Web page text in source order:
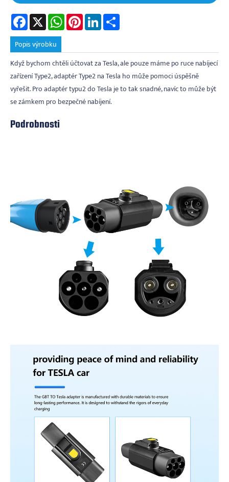
Facebook
X WhatsAppPinterestLinkedIn
Popis výrobku
Když bychom chtěli účtovat za Tesla, ale pouze máme po ruce nabíjecí
zařízení Type2, adaptér Type2 na Tesla ho může pomoci úspěšně
vyřešit. Pro adaptér typu2 do Tesla je to tak snadné, navíc to může být
se zámkem pro bezpečné nabíjení.
Podrobnosti